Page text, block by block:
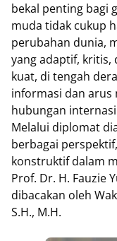
bekal penting bagi
muda tidak cukup
perubahan dunia,
yang adaptif, kritis,
kuat, di tengah
informasi dan arus
hubungan
Melalui diplomat
berbagai
konstruktif dalam
Prof. Dr. H. Fauzie
dibacakan oleh
S.H., M.H.